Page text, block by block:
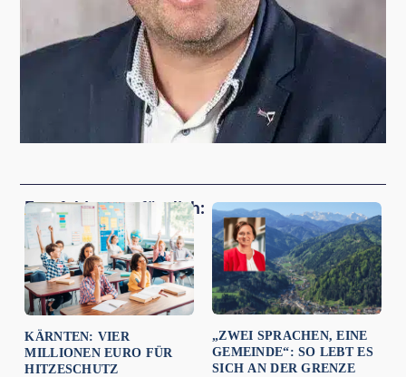
Empfehlungen für dich:
KÄRNTEN: VIER
MILLIONEN EURO FÜR
HITZESCHUTZ
„ZWEI SPRACHEN, EINE
GEMEINDE“: SO LEBT ES
SICH AN DER GRENZE